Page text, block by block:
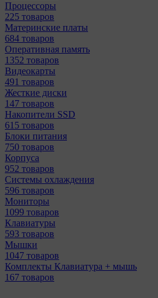
Процессоры
225 товаров
Материнcкие платы
684 товаров
Оперативная память
1352 товаров
Видеокарты
491 товаров
Жесткие диски
147 товаров
Накопители SSD
615 товаров
Блоки питания
750 товаров
Корпуса
952 товаров
Системы охлаждения
596 товаров
Мониторы
1099 товаров
Клавиатуры
593 товаров
Мышки
1047 товаров
Комплекты Клавиатура + мышь
167 товаров